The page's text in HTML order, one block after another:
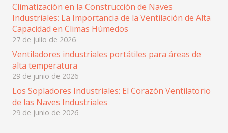
Climatización en la Construcción de Naves
Industriales: La Importancia de la Ventilación de Alta
Capacidad en Climas Húmedos
27 de julio de 2026
Ventiladores industriales portátiles para áreas de
alta temperatura
29 de junio de 2026
Los Sopladores Industriales: El Corazón Ventilatorio
de las Naves Industriales
29 de junio de 2026